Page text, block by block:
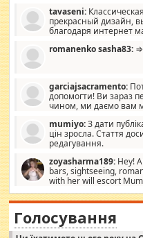
стандартные формы, в
со вкусом все в порядке,
мебель, а это не последний
tavaseni:
прекрасный дизайн,
благодаря интернет
romanenko sasha83: ⇒
garciajsacramento:
допомогти! Ви зараз
чином, ми даємо вам
допомагати людям, які
заслуговує на другий шанс,
повинні приймати від інших.
витрат, а тільки узгоджених
коментуйте цей пост.
зв'яжемося з вами з усіма
сьогодні на
гроші? Ми можемо
mumiyo:З дати
цін зросла. Стаття
редагування.
zoyasharma189: Hey!
bars, sightseeing,
with her will escort
sexy escort companion in
hotel had to spend the night in
woman "Love Solitaire"
Independent escort in
Голосування